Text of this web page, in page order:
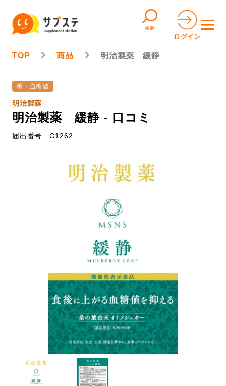
検索
ログイン
TOP 商品 明治製薬 緩静
糖・血糖値
明治製薬
明治製薬 緩静 - 口コミ
届出番号 : G1262